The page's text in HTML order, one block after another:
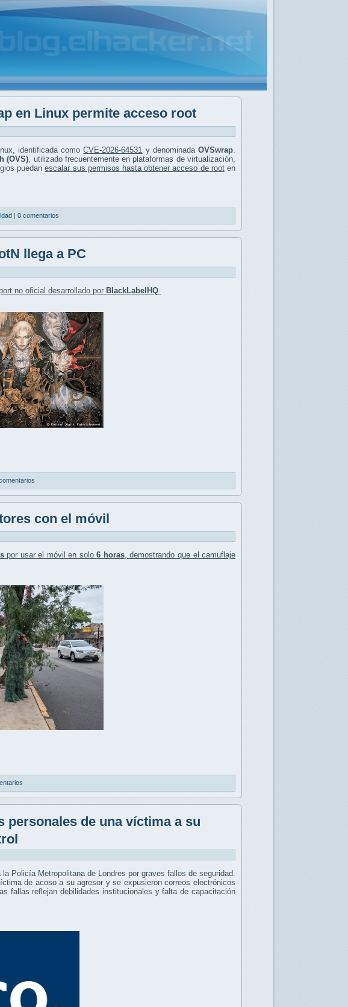
en Linux permite acceso root
identificada comoCVE-2026-64531 y denominada OVSwrap
(OVS) , utilizado frecuentemente en plataformas de virtualización,
puedanescalar sus permisos hasta obtener acceso de rooten
| 0 comentarios
llega a PC
no oficial desarrollado por BlackLabelHQ
con el móvil
por usar el móvil en solo6 horas, demostrando que el camuflaje
personales de una víctima a su
Policía Metropolitana de Londres por graves fallos de seguridad.
de acoso a su agresor y se expusieron correos electrónicos
fallas reflejan debilidades institucionales y falta de capacitación